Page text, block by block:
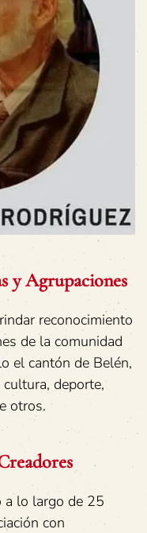
y Agrupaciones
reconocimiento
de la comunidad
el cantón de Belén,
deporte,
otros.
a lo largo de 25
con